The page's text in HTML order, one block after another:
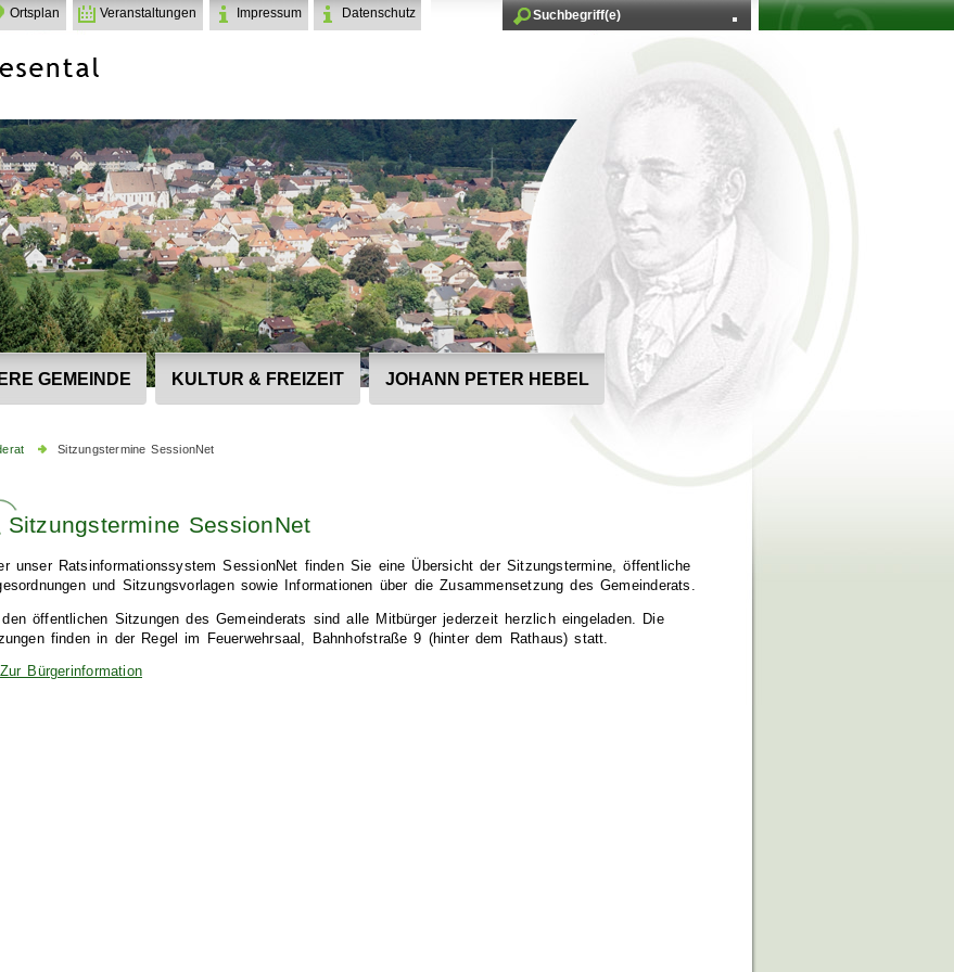
Ortsplan Veranstaltungen Impressum Datenschutz
GEMEINDE KULTUR & FREIZEIT JOHANN PETER HEBEL
Sitzungstermine SessionNet
Sitzungstermine SessionNet
unser Ratsinformationssystem SessionNet finden Sie eine Übersicht der Sitzungstermine, öffentliche
und Sitzungsvorlagen sowie Informationen über die Zusammensetzung des Gemeinderats.
öffentlichen Sitzungen des Gemeinderats sind alle Mitbürger jederzeit herzlich eingeladen. Die
finden in der Regel im Feuerwehrsaal, Bahnhofstraße 9 (hinter dem Rathaus) statt.
Zur Bürgerinformation